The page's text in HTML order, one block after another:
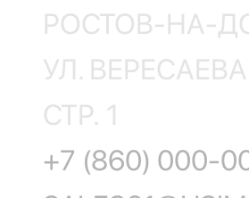
РОСТОВ-НА-
УЛ. ВЕРЕСАЕВА
СТР. 1
+7 (860) 000-